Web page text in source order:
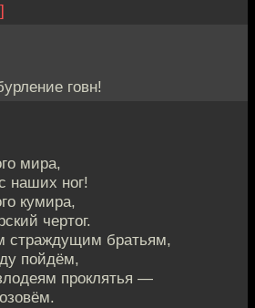
говн!
мира,
наших ног!
кумира,
чертог.
братьям,
пойдём,
проклятья —